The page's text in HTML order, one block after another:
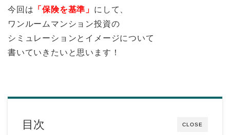
今回は 「保険を基準」 にして、
ワンルームマンション投資の
シミュレーションとイメージについて
書いていきたいと思います！
CLOSE
目次